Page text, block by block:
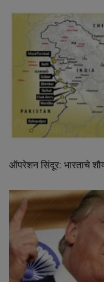
ऑपरेशन सिंदूर: भारताचे